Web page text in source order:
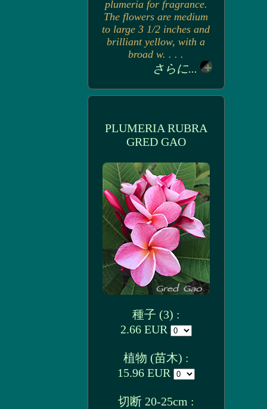
plumeria for fragrance.
The flowers are medium
to large 3 1/2 inches and
brilliant yellow, with a
broad w. . . .
さらに...
PLUMERIA RUBRA
GRED GAO
種子 (3) :
2.66 EUR
植物 (苗木) :
15.96 EUR
切断 20-25cm :